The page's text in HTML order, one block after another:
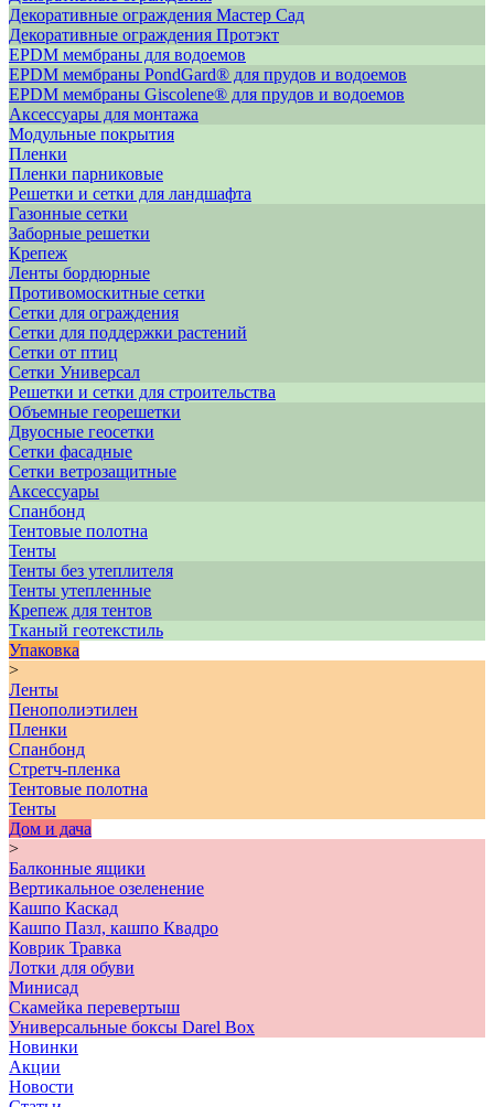
Декоративные ограждения Мастер Сад
Декоративные ограждения Протэкт
ЕРDM мембраны для водоемов
EPDM мембраны PondGard® для прудов и водоемов
EPDM мембраны Giscolene® для прудов и водоемов
Аксессуары для монтажа
Модульные покрытия
Пленки
Пленки парниковые
Решетки и сетки для ландшафта
Газонные сетки
Заборные решетки
Крепеж
Ленты бордюрные
Противомоскитные сетки
Сетки для ограждения
Сетки для поддержки растений
Сетки от птиц
Сетки Универсал
Решетки и сетки для строительства
Объемные георешетки
Двуосные геосетки
Сетки фасадные
Сетки ветрозащитные
Аксессуары
Спанбонд
Тентовые полотна
Тенты
Тенты без утеплителя
Тенты утепленные
Крепеж для тентов
Тканый геотекстиль
Упаковка
>
Ленты
Пенополиэтилен
Пленки
Спанбонд
Стретч-пленка
Тентовые полотна
Тенты
Дом и дача
>
Балконные ящики
Вертикальное озеленение
Кашпо Каскад
Кашпо Пазл, кашпо Квадро
Коврик Травка
Лотки для обуви
Минисад
Скамейка перевертыш
Универсальные боксы Darel Box
Новинки
Акции
Новости